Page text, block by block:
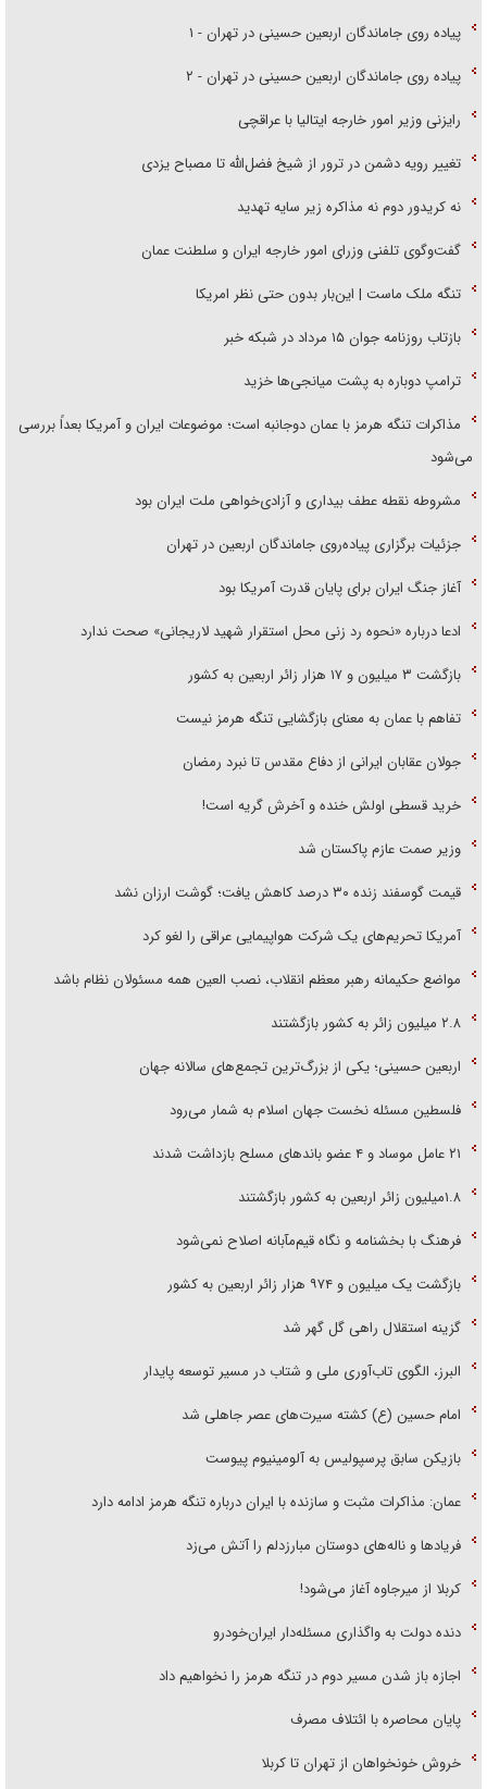
پیاده روی جاماندگان اربعین حسینی در تهران - ۱
پیاده روی جاماندگان اربعین حسینی در تهران - ۲
رایزنی وزیر امور خارجه ایتالیا با عراقچی
تغییر رویه دشمن در ترور از شیخ فضل‌الله تا مصباح یزدی
نه کریدور دوم نه مذاکره زیر سایه تهدید
گفت‌وگوی تلفنی وزرای امور خارجه ایران و سلطنت عمان
تنگه ملک ماست | این‌بار بدون حتی نظر امریکا
بازتاب روزنامه جوان ۱۵ مرداد در شبکه خبر
ترامپ دوباره به پشت میانجی‌ها خزید
مذاکرات تنگه هرمز با عمان دوجانبه است؛ موضوعات ایران و آمریکا بعداً بررسی
می‌شود
مشروطه نقطه عطف بیداری و آزادی‌خواهی ملت ایران بود
جزئیات برگزاری پیاده‌روی جاماندگان اربعین در تهران
آغاز جنگ ایران برای پایان قدرت آمریکا بود
ادعا درباره «نحوه رد زنی محل استقرار شهید لاریجانی» صحت ندارد
بازگشت ۳ میلیون و ۱۷ هزار زائر اربعین به کشور
تفاهم با عمان به معنای بازگشایی تنگه هرمز نیست
جولان عقابان ایرانی از دفاع مقدس تا نبرد رمضان
خرید قسطی اولش خنده و آخرش گریه است!
وزیر صمت عازم پاکستان شد
قیمت گوسفند زنده ۳۰ درصد کاهش یافت؛ گوشت ارزان نشد
آمریکا تحریم‌های یک شرکت هواپیمایی عراقی را لغو کرد
مواضع حکیمانه رهبر معظم انقلاب، نصب العین همه مسئولان نظام باشد
۲.۸ میلیون زائر به کشور بازگشتند
اربعین حسینی؛ یکی از بزرگ‌ترین تجمع‌های سالانه جهان
فلسطین مسئله نخست جهان اسلام به شمار می‌رود
۲۱ عامل موساد و ۴ عضو باند‌های مسلح بازداشت شدند
۱.۸میلیون زائر اربعین به کشور بازگشتند
فرهنگ با بخشنامه و نگاه قیم‌مآبانه اصلاح نمی‌شود
بازگشت یک میلیون و ۹۷۴ هزار زائر اربعین به کشور
گزینه استقلال راهی گل گهر شد
البرز، الگوی تاب‌آوری ملی و شتاب در مسیر توسعه پایدار
امام حسین (ع) کشته سیرت‌های عصر جاهلی شد
بازیکن سابق پرسپولیس به آلومینیوم پیوست
عمان: مذاکرات مثبت و سازنده با ایران درباره تنگه هرمز ادامه دارد
فریاد‌ها و ناله‌های دوستان مبارزدلم را آتش می‌زد
کربلا از میرجاوه آغاز می‌شود!
دنده دولت به واگذاری مسئله‌دار ایران‌خودرو
اجازه باز شدن مسیر دوم در تنگه هرمز را نخواهیم داد
پایان محاصره با ائتلاف مصرف
خروش خونخواهان از تهران تا کربلا